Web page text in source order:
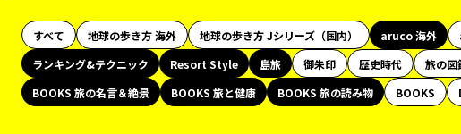
すべて 地球の歩き方 海外 地球の歩き方 Jシリーズ（国内） aruco 海外
ランキング&テクニック
Resort Style 島旅 御朱印 歴史時代 旅の図
BOOKS 旅の名言＆絶景
BOOKS 旅と健康 BOOKS 旅の読み物 BOOKS